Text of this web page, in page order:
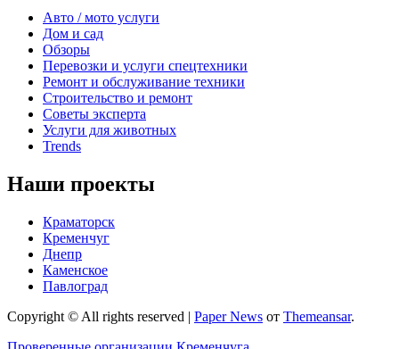
Авто / мото услуги
Дом и сад
Обзоры
Перевозки и услуги спецтехники
Ремонт и обслуживание техники
Строительство и ремонт
Советы эксперта
Услуги для животных
Trends
Наши проекты
Краматорск
Кременчуг
Днепр
Каменское
Павлоград
Copyright © All rights reserved | Paper News от Themeansar.